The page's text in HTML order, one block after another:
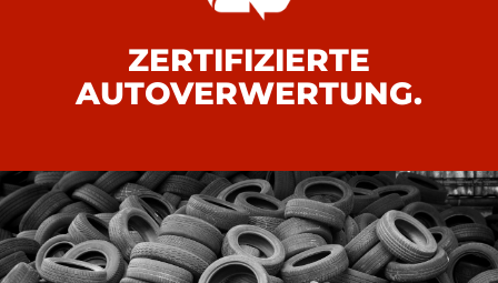
ZERTIFIZIERTE
AUTOVERWERTUNG.